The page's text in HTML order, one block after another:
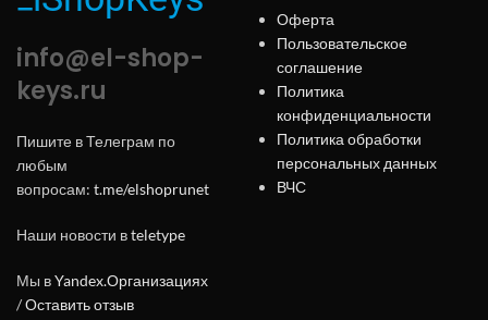
info@el-shop-
keys.ru
Пишите в Телеграм по
любым
вопросам: t.me/elshoprunet
Наши новости вteletype
Мы вYandex.Организациях
/Оставить отзыв
Оферта
Пользовательское
соглашение
Политика
конфиденциальности
Политика обработки
персональных данных
ВЧС